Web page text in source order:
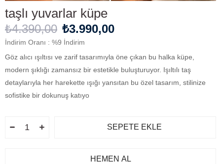
taşlı yuvarlar küpe
₺4.390,00 ₺3.990,00
İndirim Oranı : %9 İndirim
Göz alıcı ışıltısı ve zarif tasarımıyla öne çıkan bu halka küpe,
modern şıklığı zamansız bir estetikle buluşturuyor. Işıltılı taş
detaylarıyla her harekette ışığı yansıtan bu özel tasarım, stilinize
sofistike bir dokunuş katıyo